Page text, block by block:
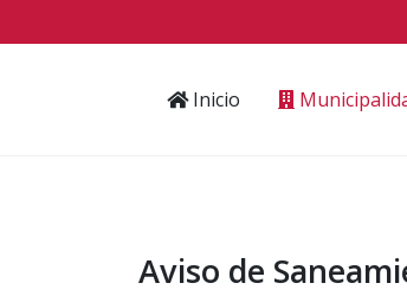
Inicio
Aviso de